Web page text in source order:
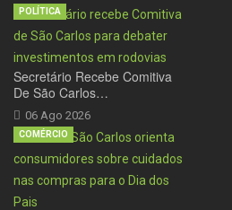
Secretário Recebe Comitiva
De São Carlos…
06 Ago 2026
POLÍTICA
COMÉRCIO